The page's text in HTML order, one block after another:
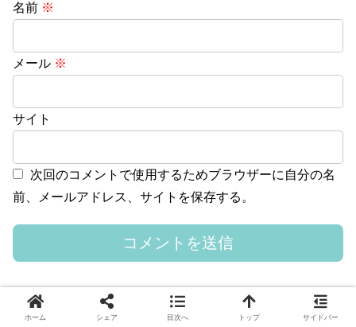
名前 ※
メール ※
サイト
次回のコメントで使用するためブラウザーに自分の名
前、メールアドレス、サイトを保存する。
ホーム シェア 目次へ トップ サイドバー